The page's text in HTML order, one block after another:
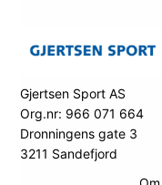
Gjertsen Sport AS
Org.nr: 966 071 664
Dronningens gate 3
3211 Sandefjord